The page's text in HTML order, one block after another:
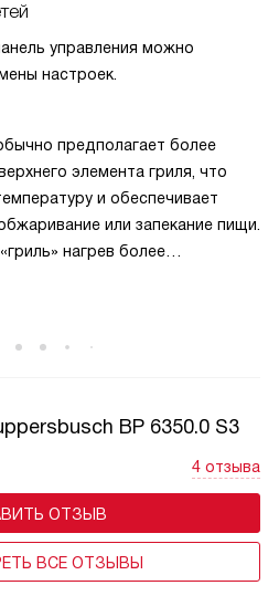
управления можно
настроек.
предполагает более
элемента гриля, что
и обеспечивает
или запекание пищи.
нагрев более
BP 6350.0 S3
4 отзыва
ОТЗЫВ
ВСЕ ОТЗЫВЫ